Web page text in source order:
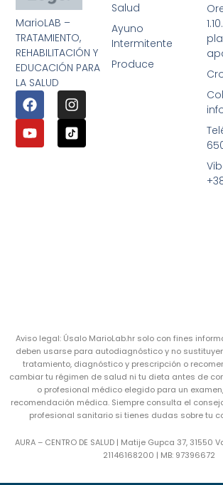
MarioLAB –
TRATAMIENTO,
REHABILITACIÓN Y
EDUCACIÓN PARA
LA SALUD
Salud
Ayuno
Intermitente
Produce
Aviso legal: Úsalo MarioLab.hr solo con fines
deben usarse para autodiagnóstico y no
tratamiento, diagnóstico y prescripción o
cambiar tu régimen de salud ni tu dieta antes de
o profesional médico elegido para un
recomendación médica. Siempre consulta el
profesional sanitario si tienes dudas sobre tu
AURA – CENTRO DE SALUD | Matije Gupca 37, 31550
21146168200 | MB: 97396672